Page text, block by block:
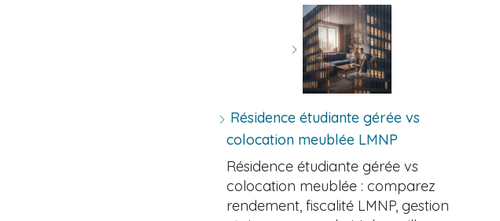
Résidence étudiante gérée vs
colocation meublée LMNP
Résidence étudiante gérée vs
colocation meublée : comparez
rendement, fiscalité LMNP, gestion